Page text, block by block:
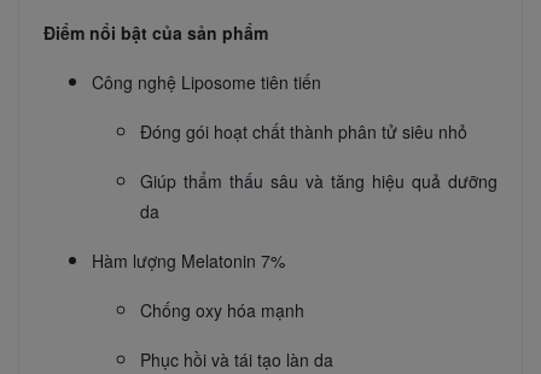
Điểm nổi bật của sản phẩm
Công nghệ Liposome tiên tiến
Đóng gói hoạt chất thành phân tử siêu nhỏ
Giúp thẩm thấu sâu và tăng hiệu quả dưỡng
da
Hàm lượng Melatonin 7%
Chống oxy hóa mạnh
Phục hồi và tái tạo làn da